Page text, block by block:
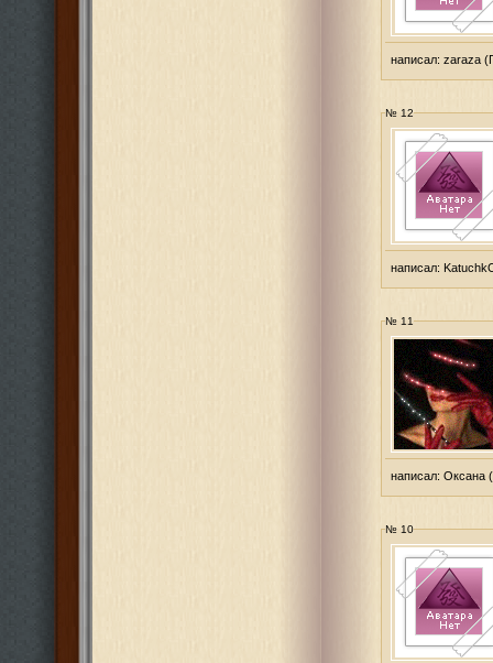
написал: zaraza
№ 12
написал:
№ 11
написал: Оксана
№ 10